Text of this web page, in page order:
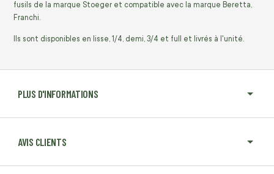
PLUS D'INFORMATIONS
AVIS CLIENTS
fusils de la marque Stoeger et compatible avec la marque Beretta,
Franchi.
Ils sont disponibles en lisse, 1/4, demi, 3/4 et full et livrés à l'unité.